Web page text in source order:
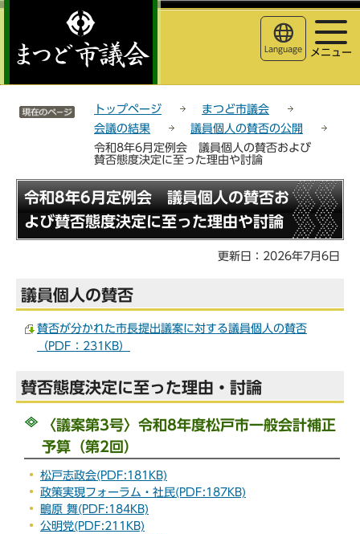
こ
サ
このページの本文へ移動
Language メニュー
サイトメニューここまで
トップページ
まつど市議会
会議の結果
議員個人の賛否の公開
令和8年6月定例会 議員個人の賛否および
賛否態度決定に至った理由や討論
こ
こ
令和8年6月定例会 議員個人の賛否お
よび賛否態度決定に至った理由や討論
更新日：2026年7月6日
議員個人の賛否
賛否が分かれた市長提出議案に対する議員個人の賛否
（PDF：231KB）
賛否態度決定に至った理由・討論
〈議案第3号〉令和8年度松戸市一般会計補正
予算（第2回）
松戸志政会(PDF:181KB)
政策実現フォーラム・社民(PDF:187KB)
鴫原 舞(PDF:184KB)
公明党(PDF:211KB)